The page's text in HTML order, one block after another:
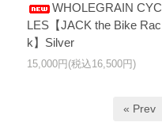
WHOLEGRAIN CYC
LES【JACK the Bike Rac
k】Silver
15,000円(税込16,500円)
« Prev